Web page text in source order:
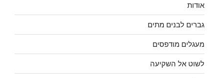
אודות
גברים לבנים מתים
מעגלים מודפסים
לשוט אל השקיעה